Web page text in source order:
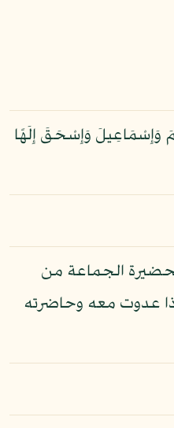
وَإِسْمَاعِيلَ وَإِسْحَقَ إِلَهًا
الجماعة من
عدوت معه وحاضرته